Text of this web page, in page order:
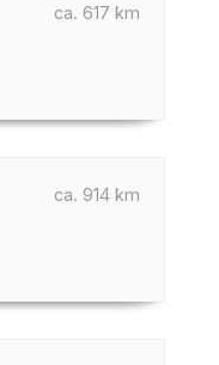
ca. 617 km
ca. 914 km